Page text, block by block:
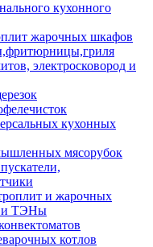
кухонного
жарочных шкафов
электросковород и
кухонных
мясорубок
и жарочных
и ТЭНы
котлов